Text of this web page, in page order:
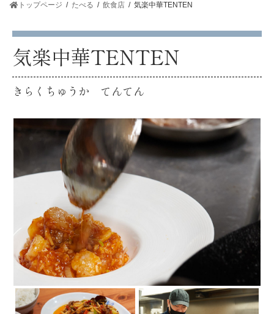
トップページ たべる 飲食店 気楽中華TENTEN
気楽中華TENTEN
きらくちゅうか てんてん